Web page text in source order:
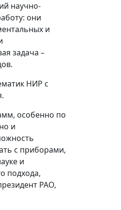
научно-
они
и
задача –
НИР с
особенно по
и
с приборами,
и
подхода,
РАО,